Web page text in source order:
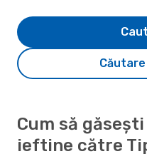
Cum să
ieftine către